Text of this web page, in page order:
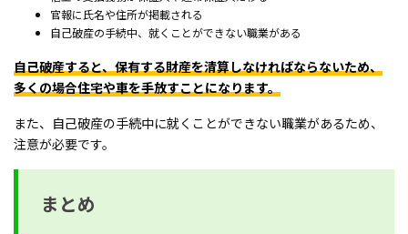
官報に氏名や住所が掲載される
自己破産の手続中、就くことができない職業がある
自己破産すると、保有する財産を清算しなければならないため、
多くの場合住宅や車を手放すことになります。
また、自己破産の手続中に就くことができない職業があるため、
注意が必要です。
まとめ